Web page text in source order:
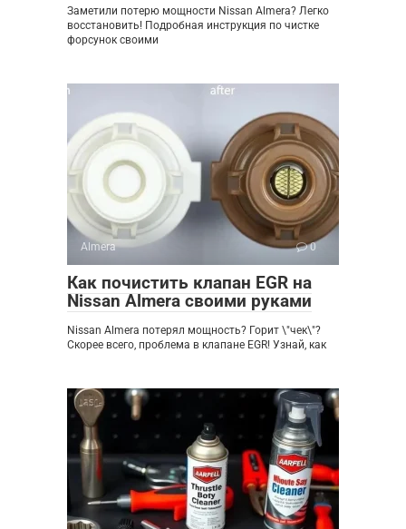
Заметили потерю мощности Nissan Almera? Легко
восстановить! Подробная инструкция по чистке
форсунок своими
Almera 0
Как почистить клапан EGR на
Nissan Almera своими руками
Nissan Almera потерял мощность? Горит \"чек\"?
Скорее всего, проблема в клапане EGR! Узнай, как